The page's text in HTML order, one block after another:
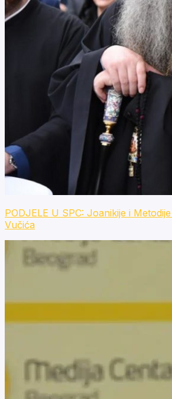
PODJELE U SPC: Joanikije i
Vučića